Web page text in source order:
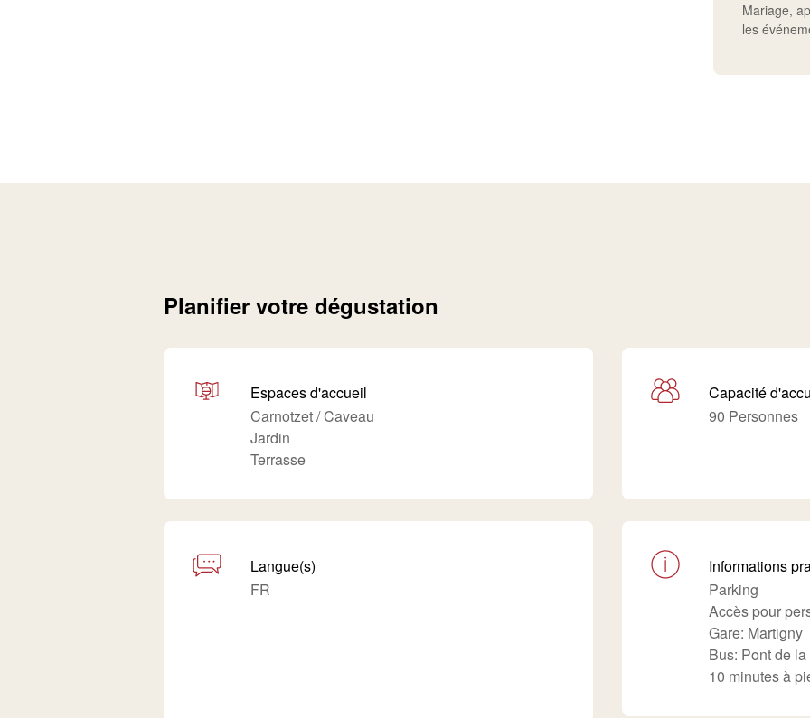
Mariage,
les
Planifier votre dégustation
Espaces d'accueil
Carnotzet / Caveau
Jardin
Terrasse
Capacité
90 Personnes
Langue(s)
FR
Informations
Parking
Accès pour
Gare: Martigny
Bus: Pont de
10 minutes à